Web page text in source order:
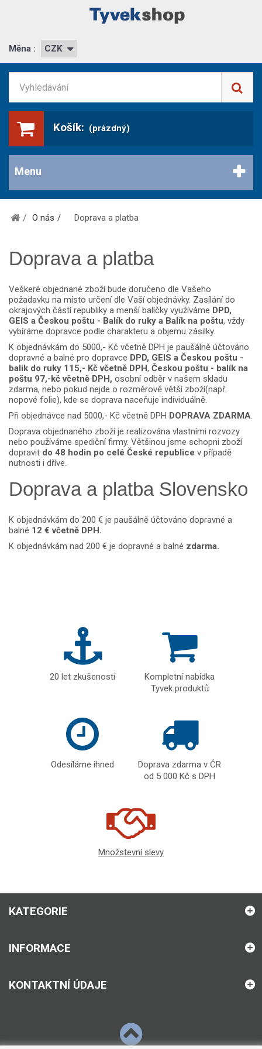
Měna : CZK
Košík: (prázdný)
Menu
O nás Doprava a platba
Doprava a platba
Veškeré objednané zboží bude doručeno dle Vašeho
požadavku na místo určení dle Vaší objednávky. Zasílání do
okrajových částí republiky a menší balíčky využíváme DPD,
GEIS a Českou poštu - Balík do ruky a Balík na poštu, vždy
vybíráme dopravce podle charakteru a objemu zásilky.
K objednávkám do 5000,- Kč včetně DPH je paušálně účtováno
dopravné a balné pro dopravce DPD, GEIS a Českou poštu -
balík do ruky 115,- Kč včetně DPH, Českou poštu - balík na
poštu 97,-kč včetně DPH, osobní odběr v našem skladu
zdarma, nebo pokud nejde o rozměrově větší zboží(např.
nopové folie), kde se doprava naceňuje individuálně.
Při objednávce nad 5000,- Kč včetně DPH DOPRAVA ZDARMA.
Doprava objednaného zboží je realizována vlastními rozvozy
nebo používáme spediční firmy. Většinou jsme schopni zboží
dopravit do 48 hodin po celé České republice v případě
nutnosti i dříve.
Doprava a platba Slovensko
K objednávkám do 200 € je paušálně účtováno dopravné a
balné 12 € včetně DPH.
K objednávkám nad 200 € je dopravné a balné zdarma.
20 let zkušeností
Kompletní nabídka
Tyvek produktů
Odesíláme ihned
Doprava zdarma v ČR
od 5 000 Kč s DPH
Množstevní slevy
KATEGORIE
INFORMACE
KONTAKTNÍ ÚDAJE